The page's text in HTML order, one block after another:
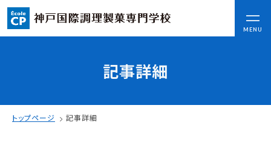
MENU
CLOSE
ここから始まる私の未来
記事詳細
トップページ 記事詳細